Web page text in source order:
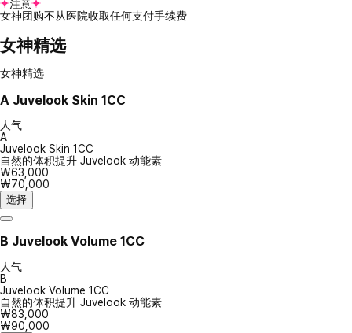
注意
女神团购不从医院收取任何支付手续费
女神精选
女神精选
A Juvelook Skin 1CC
人气
A
Juvelook Skin 1CC
自然的体积提升 Juvelook 动能素
₩63,000
₩70,000
选择
B Juvelook Volume 1CC
人气
B
Juvelook Volume 1CC
自然的体积提升 Juvelook 动能素
₩83,000
₩90,000